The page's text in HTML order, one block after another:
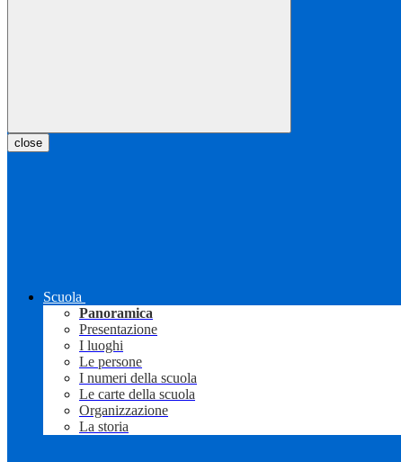
close
Scuola
Panoramica
Presentazione
I luoghi
Le persone
I numeri della scuola
Le carte della scuola
Organizzazione
La storia